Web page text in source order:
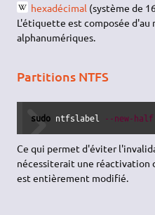
hexadécimal (système de
L'étiquette est composée d'au
alphanumériques.
Partitions NTFS
sudo ntfslabel --new-
Ce qui permet d'éviter
nécessiterait une réactivation
est entièrement modifié.